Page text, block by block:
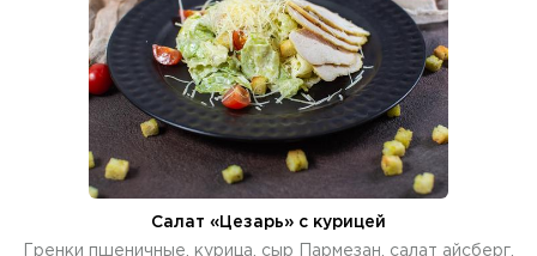
Салат «Цезарь» с курицей
Гренки пшеничные, курица, сыр Пармезан, салат айсберг,